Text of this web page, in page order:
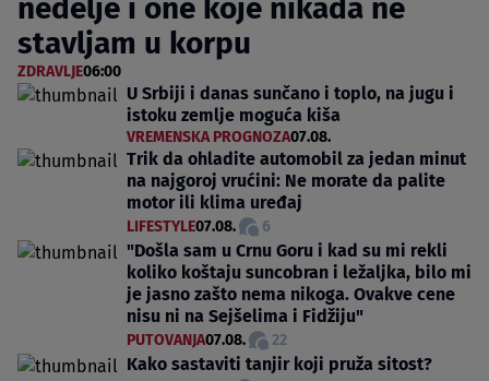
nedelje i one koje nikada ne
stavljam u korpu
ZDRAVLJE06:00
U Srbiji i danas sunčano i toplo, na jugu i
istoku zemlje moguća kiša
VREMENSKA PROGNOZA07.08.
Trik da ohladite automobil za jedan minut
na najgoroj vrućini: Ne morate da palite
motor ili klima uređaj
LIFESTYLE07.08. 6
"Došla sam u Crnu Goru i kad su mi rekli
koliko koštaju suncobran i ležaljka, bilo mi
je jasno zašto nema nikoga. Ovakve cene
nisu ni na Sejšelima i Fidžiju"
PUTOVANJA07.08. 22
Kako sastaviti tanjir koji pruža sitost?